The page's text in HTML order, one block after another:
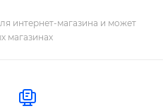
интернет-магазина и может
магазинах